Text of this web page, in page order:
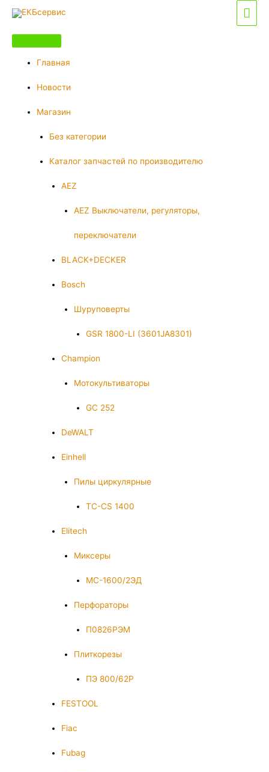
Перейти
содержимому
Главная
Новости
Магазин
Без категории
Каталог запчастей по производителю
AEZ
AEZ Выключатели, регуляторы,
переключатели
BLACK+DECKER
Bosch
Шуруповерты
GSR 1800-LI (3601JA8301)
Champion
Мотокультиваторы
GC 252
DeWALT
Einhell
Пилы циркулярные
TC-CS 1400
Elitech
Миксеры
МС-1600/2ЭД
Перфораторы
П0826РЭМ
Плиткорезы
ПЭ 800/62Р
FESTOOL
Fiac
Fubag